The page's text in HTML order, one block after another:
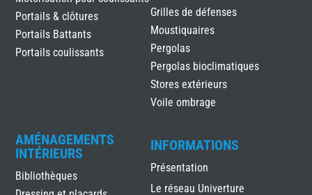
Portails & clôtures
Portails Battants
Portails coulissants
Grilles de défenses
Moustiquaires
Pergolas
Pergolas bioclimatiques
Stores extérieurs
Voile ombrage
AMÉNAGEMENTS
INTÉRIEURS
Bibliothèques
INFORMATIONS
Présentation
Le réseau Univerture